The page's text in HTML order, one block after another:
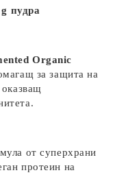
g пудра
Organic
за защита на
от суперхрани
протеин на